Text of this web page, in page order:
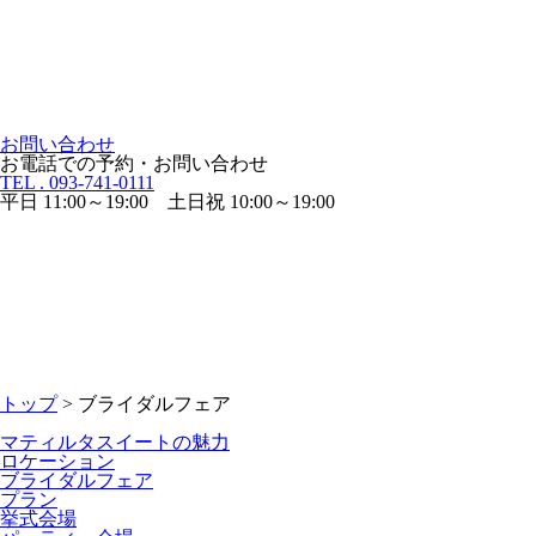
お問い合わせ
お電話での予約・お問い合わせ
TEL . 093-741-0111
平日 11:00～19:00 土日祝 10:00～19:00
トップ> ブライダルフェア
マティルタスイートの魅力
ロケーション
ブライダルフェア
プラン
挙式会場